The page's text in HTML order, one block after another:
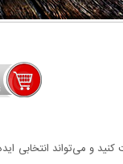
و می‌تواند